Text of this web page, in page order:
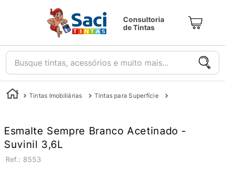
Consultoria
de Tintas
Busque tintas, acessórios e muito mais...
Tintas Imobiliárias Tintas para Superfície
Esmalte Sempre Branco Acetinado -
Suvinil 3,6L
: 8553